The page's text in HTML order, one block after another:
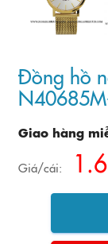
Đồng hồ
Giao hàng
Giá/cái: